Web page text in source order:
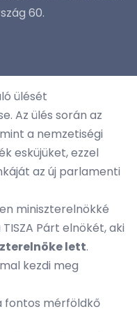
60.
ülését
Az ülés során az
a nemzetiségi
esküjüket, ezzel
az új parlamenti
miniszterelnökké
TISZA Párt elnökét, aki
lett.
kezdi meg
fontos mérföldkő